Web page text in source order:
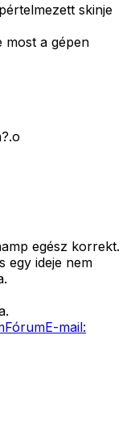
skinje
most a gépen
egész korrekt.
egy ideje nem
FórumE-mail: